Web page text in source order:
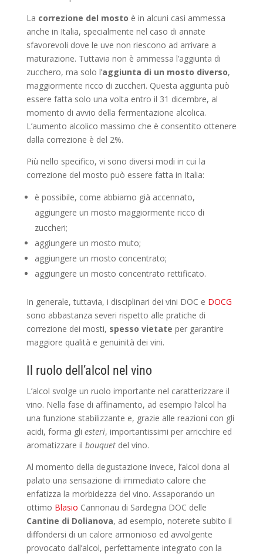
La correzione del mosto è in alcuni casi ammessa
anche in Italia, specialmente nel caso di annate
sfavorevoli dove le uve non riescono ad arrivare a
maturazione. Tuttavia non è ammessa l’aggiunta di
zucchero, ma solo l’aggiunta di un mosto diverso,
maggiormente ricco di zuccheri. Questa aggiunta può
essere fatta solo una volta entro il 31 dicembre, al
momento di avvio della fermentazione alcolica.
L’aumento alcolico massimo che è consentito ottenere
dalla correzione è del 2%.
Più nello specifico, vi sono diversi modi in cui la
correzione del mosto può essere fatta in Italia:
è possibile, come abbiamo già accennato,
aggiungere un mosto maggiormente ricco di
zuccheri;
aggiungere un mosto muto;
aggiungere un mosto concentrato;
aggiungere un mosto concentrato rettificato.
In generale, tuttavia, i disciplinari dei vini DOC e DOCG
sono abbastanza severi rispetto alle pratiche di
correzione dei mosti, spesso vietate per garantire
maggiore qualità e genuinità dei vini.
Il ruolo dell’alcol nel vino
L’alcol svolge un ruolo importante nel caratterizzare il
vino. Nella fase di affinamento, ad esempio l’alcol ha
una funzione stabilizzante e, grazie alle reazioni con gli
acidi, forma gli esteri, importantissimi per arricchire ed
aromatizzare il bouquet del vino.
Al momento della degustazione invece, l’alcol dona al
palato una sensazione di immediato calore che
enfatizza la morbidezza del vino. Assaporando un
ottimo Blasio Cannonau di Sardegna DOC delle
Cantine di Dolianova, ad esempio, noterete subito il
diffondersi di un calore armonioso ed avvolgente
provocato dall’alcol, perfettamente integrato con la